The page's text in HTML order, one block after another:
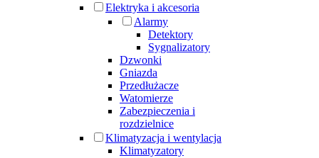
Elektryka i akcesoria
Alarmy
Detektory
Sygnalizatory
Dzwonki
Gniazda
Przedłużacze
Watomierze
Zabezpieczenia i
rozdzielnice
Klimatyzacja i wentylacja
Klimatyzatory